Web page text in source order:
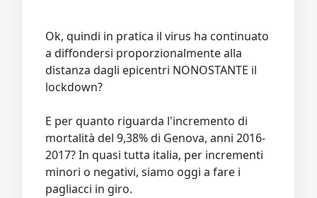
Ok, quindi in pratica il virus ha continuato
a diffondersi proporzionalmente alla
distanza dagli epicentri NONOSTANTE il
lockdown?
E per quanto riguarda l'incremento di
mortalità del 9,38% di Genova, anni 2016-
2017? In quasi tutta italia, per incrementi
minori o negativi, siamo oggi a fare i
pagliacci in giro.